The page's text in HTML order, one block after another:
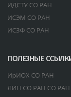
ИДСТУ СО РАН
ИСЭМ СО РАН
ИСЗФ СО РАН
ПОЛЕЗНЫЕ
ИрИОХ СО РАН
ЛИН СО РАН СО РАН